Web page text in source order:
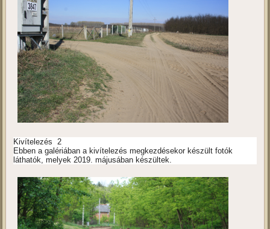
Kivítelezés 2
Ebben a galériában a kivítelezés megkezdésekor készült fotók
láthatók, melyek 2019. májusában készültek.